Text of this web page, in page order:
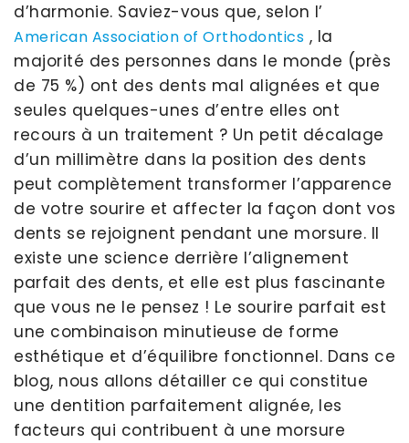
d’harmonie. Saviez-vous que, selon l’
American Association of Orthodontics , la
majorité des personnes dans le monde (près
de 75 %) ont des dents mal alignées et que
seules quelques-unes d’entre elles ont
recours à un traitement ? Un petit décalage
d’un millimètre dans la position des dents
peut complètement transformer l’apparence
de votre sourire et affecter la façon dont vos
dents se rejoignent pendant une morsure. Il
existe une science derrière l’alignement
parfait des dents, et elle est plus fascinante
que vous ne le pensez ! Le sourire parfait est
une combinaison minutieuse de forme
esthétique et d’équilibre fonctionnel. Dans ce
blog, nous allons détailler ce qui constitue
une dentition parfaitement alignée, les
facteurs qui contribuent à une morsure